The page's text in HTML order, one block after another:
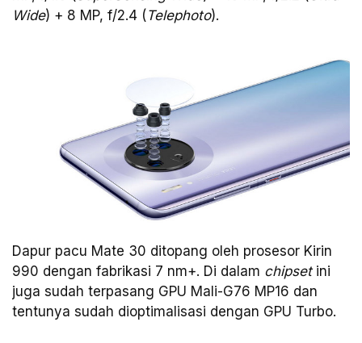
Wide) + 8 MP, f/2.4 (Telephoto).
Dapur pacu Mate 30 ditopang oleh prosesor Kirin
990 dengan fabrikasi 7 nm+. Di dalam chipset ini
juga sudah terpasang GPU Mali-G76 MP16 dan
tentunya sudah dioptimalisasi dengan GPU Turbo.